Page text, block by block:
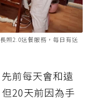
照2.0送餐服務，每日有送
前每天會和遠
20天前因為手